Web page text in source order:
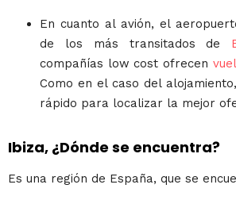
En cuanto al avión, el
de los más transitados de
compañías low cost ofrecen
Como en el caso del
rápido para localizar la mejor
Ibiza, ¿Dónde se encuentra?
Es una región de España, que se